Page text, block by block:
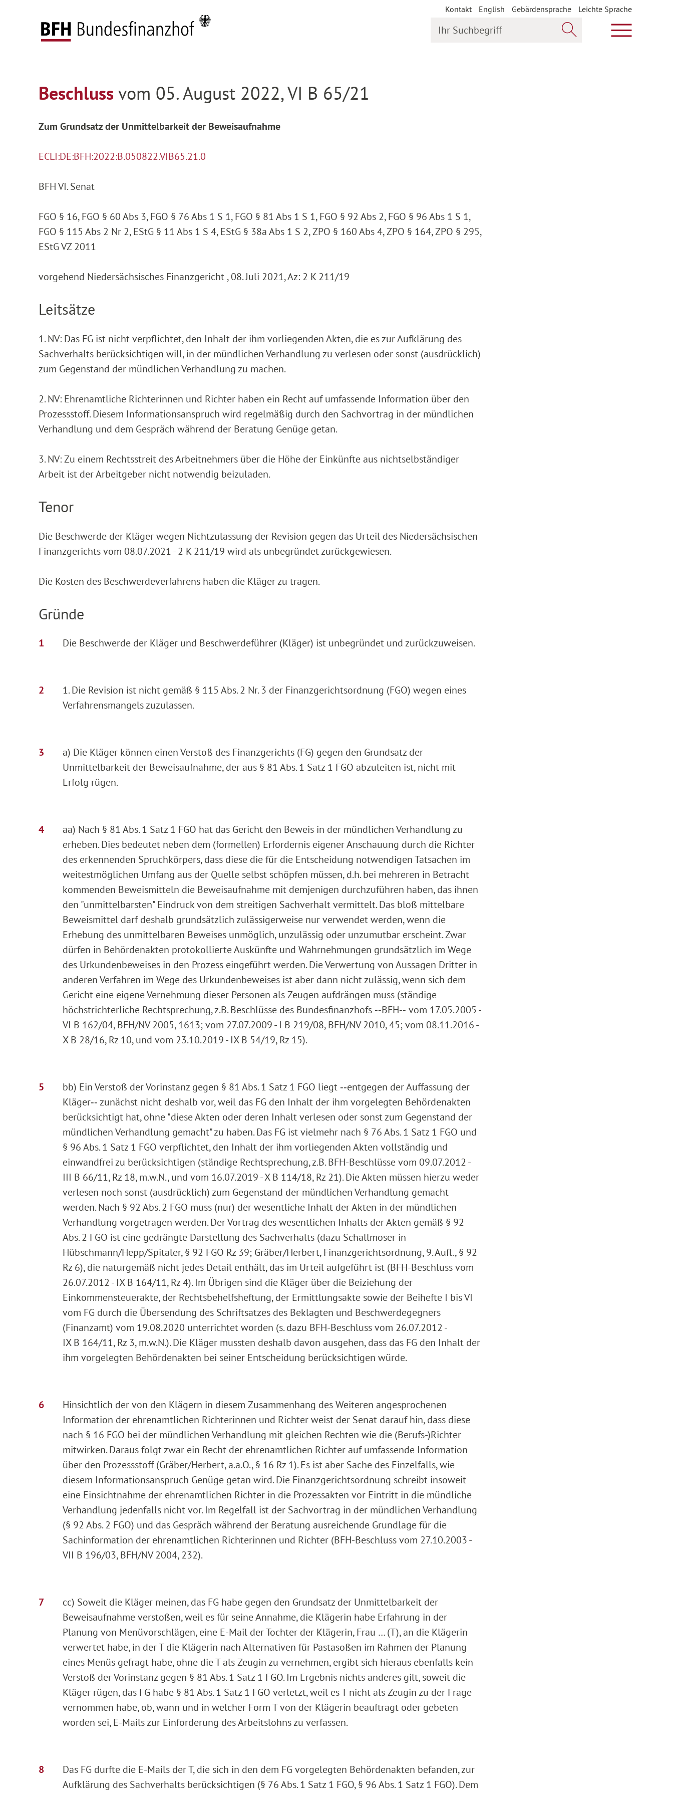
Kontakt English Gebärdensprache
Leichte Sprache
Hauptmenü
Startseite
Beschlussvom 05. August 2022, VI B 65/21
Zum Grundsatz der Unmittelbarkeit der Beweisaufnahme
ECLI:DE:BFH:2022:B.050822.VIB65.21.0
BFH VI. Senat
FGO § 16, FGO § 60 Abs 3, FGO § 76 Abs 1 S 1, FGO § 81 Abs 1 S 1, FGO § 92 Abs 2, FGO § 96 Abs 1 S 1,
FGO § 115 Abs 2 Nr 2, EStG § 11 Abs 1 S 4, EStG § 38a Abs 1 S 2, ZPO § 160 Abs 4, ZPO § 164, ZPO § 295,
EStG VZ 2011
vorgehend Niedersächsisches Finanzgericht , 08. Juli 2021, Az: 2 K 211/19
Leitsätze
1. NV: Das FG ist nicht verpflichtet, den Inhalt der ihm vorliegenden Akten, die es zur Aufklärung des
Sachverhalts berücksichtigen will, in der mündlichen Verhandlung zu verlesen oder sonst (ausdrücklich)
zum Gegenstand der mündlichen Verhandlung zu machen.
2. NV: Ehrenamtliche Richterinnen und Richter haben ein Recht auf umfassende Information über den
Prozessstoff. Diesem Informationsanspruch wird regelmäßig durch den Sachvortrag in der mündlichen
Verhandlung und dem Gespräch während der Beratung Genüge getan.
3. NV: Zu einem Rechtsstreit des Arbeitnehmers über die Höhe der Einkünfte aus nichtselbständiger
Arbeit ist der Arbeitgeber nicht notwendig beizuladen.
Tenor
Die Beschwerde der Kläger wegen Nichtzulassung der Revision gegen das Urteil des Niedersächsischen
Finanzgerichts vom 08.07.2021 - 2 K 211/19 wird als unbegründet zurückgewiesen.
Die Kosten des Beschwerdeverfahrens haben die Kläger zu tragen.
Gründe
Die Beschwerde der Kläger und Beschwerdeführer (Kläger) ist unbegründet und zurückzuweisen.
1. Die Revision ist nicht gemäß § 115 Abs. 2 Nr. 3 der Finanzgerichtsordnung (FGO) wegen eines
Verfahrensmangels zuzulassen.
a) Die Kläger können einen Verstoß des Finanzgerichts (FG) gegen den Grundsatz der
Unmittelbarkeit der Beweisaufnahme, der aus § 81 Abs. 1 Satz 1 FGO abzuleiten ist, nicht mit
Erfolg rügen.
aa) Nach § 81 Abs. 1 Satz 1 FGO hat das Gericht den Beweis in der mündlichen Verhandlung zu
erheben. Dies bedeutet neben dem (formellen) Erfordernis eigener Anschauung durch die Richter
des erkennenden Spruchkörpers, dass diese die für die Entscheidung notwendigen Tatsachen im
weitestmöglichen Umfang aus der Quelle selbst schöpfen müssen, d.h. bei mehreren in Betracht
kommenden Beweismitteln die Beweisaufnahme mit demjenigen durchzuführen haben, das ihnen
den "unmittelbarsten" Eindruck von dem streitigen Sachverhalt vermittelt. Das bloß mittelbare
Beweismittel darf deshalb grundsätzlich zulässigerweise nur verwendet werden, wenn die
Erhebung des unmittelbaren Beweises unmöglich, unzulässig oder unzumutbar erscheint. Zwar
dürfen in Behördenakten protokollierte Auskünfte und Wahrnehmungen grundsätzlich im Wege
des Urkundenbeweises in den Prozess eingeführt werden. Die Verwertung von Aussagen Dritter in
anderen Verfahren im Wege des Urkundenbeweises ist aber dann nicht zulässig, wenn sich dem
Gericht eine eigene Vernehmung dieser Personen als Zeugen aufdrängen muss (ständige
höchstrichterliche Rechtsprechung, z.B. Beschlüsse des Bundesfinanzhofs ‑‑BFH‑‑ vom 17.05.2005 -
VI B 162/04, BFH/NV 2005, 1613; vom 27.07.2009 - I B 219/08, BFH/NV 2010, 45; vom 08.11.2016 -
X B 28/16, Rz 10, und vom 23.10.2019 - IX B 54/19, Rz 15).
bb) Ein Verstoß der Vorinstanz gegen § 81 Abs. 1 Satz 1 FGO liegt ‑‑entgegen der Auffassung der
Kläger‑‑ zunächst nicht deshalb vor, weil das FG den Inhalt der ihm vorgelegten Behördenakten
berücksichtigt hat, ohne "diese Akten oder deren Inhalt verlesen oder sonst zum Gegenstand der
mündlichen Verhandlung gemacht" zu haben. Das FG ist vielmehr nach § 76 Abs. 1 Satz 1 FGO und
§ 96 Abs. 1 Satz 1 FGO verpflichtet, den Inhalt der ihm vorliegenden Akten vollständig und
einwandfrei zu berücksichtigen (ständige Rechtsprechung, z.B. BFH-Beschlüsse vom 09.07.2012 -
III B 66/11, Rz 18, m.w.N., und vom 16.07.2019 - X B 114/18, Rz 21). Die Akten müssen hierzu weder
verlesen noch sonst (ausdrücklich) zum Gegenstand der mündlichen Verhandlung gemacht
werden. Nach § 92 Abs. 2 FGO muss (nur) der wesentliche Inhalt der Akten in der mündlichen
Verhandlung vorgetragen werden. Der Vortrag des wesentlichen Inhalts der Akten gemäß § 92
Abs. 2 FGO ist eine gedrängte Darstellung des Sachverhalts (dazu Schallmoser in
Hübschmann/Hepp/Spitaler, § 92 FGO Rz 39; Gräber/Herbert, Finanzgerichtsordnung, 9. Aufl., § 92
Rz 6), die naturgemäß nicht jedes Detail enthält, das im Urteil aufgeführt ist (BFH-Beschluss vom
26.07.2012 - IX B 164/11, Rz 4). Im Übrigen sind die Kläger über die Beiziehung der
Einkommensteuerakte, der Rechtsbehelfsheftung, der Ermittlungsakte sowie der Beihefte I bis VI
vom FG durch die Übersendung des Schriftsatzes des Beklagten und Beschwerdegegners
(Finanzamt) vom 19.08.2020 unterrichtet worden (s. dazu BFH-Beschluss vom 26.07.2012 -
IX B 164/11, Rz 3, m.w.N.). Die Kläger mussten deshalb davon ausgehen, dass das FG den Inhalt der
ihm vorgelegten Behördenakten bei seiner Entscheidung berücksichtigen würde.
Hinsichtlich der von den Klägern in diesem Zusammenhang des Weiteren angesprochenen
Information der ehrenamtlichen Richterinnen und Richter weist der Senat darauf hin, dass diese
nach § 16 FGO bei der mündlichen Verhandlung mit gleichen Rechten wie die (Berufs-)Richter
mitwirken. Daraus folgt zwar ein Recht der ehrenamtlichen Richter auf umfassende Information
über den Prozessstoff (Gräber/Herbert, a.a.O., § 16 Rz 1). Es ist aber Sache des Einzelfalls, wie
diesem Informationsanspruch Genüge getan wird. Die Finanzgerichtsordnung schreibt insoweit
eine Einsichtnahme der ehrenamtlichen Richter in die Prozessakten vor Eintritt in die mündliche
Verhandlung jedenfalls nicht vor. Im Regelfall ist der Sachvortrag in der mündlichen Verhandlung
(§ 92 Abs. 2 FGO) und das Gespräch während der Beratung ausreichende Grundlage für die
Sachinformation der ehrenamtlichen Richterinnen und Richter (BFH-Beschluss vom 27.10.2003 -
VII B 196/03, BFH/NV 2004, 232).
cc) Soweit die Kläger meinen, das FG habe gegen den Grundsatz der Unmittelbarkeit der
Beweisaufnahme verstoßen, weil es für seine Annahme, die Klägerin habe Erfahrung in der
Planung von Menüvorschlägen, eine E-Mail der Tochter der Klägerin, Frau … (T), an die Klägerin
verwertet habe, in der T die Klägerin nach Alternativen für Pastasoßen im Rahmen der Planung
eines Menüs gefragt habe, ohne die T als Zeugin zu vernehmen, ergibt sich hieraus ebenfalls kein
Verstoß der Vorinstanz gegen § 81 Abs. 1 Satz 1 FGO. Im Ergebnis nichts anderes gilt, soweit die
Kläger rügen, das FG habe § 81 Abs. 1 Satz 1 FGO verletzt, weil es T nicht als Zeugin zu der Frage
vernommen habe, ob, wann und in welcher Form T von der Klägerin beauftragt oder gebeten
worden sei, E-Mails zur Einforderung des Arbeitslohns zu verfassen.
Das FG durfte die E-Mails der T, die sich in den dem FG vorgelegten Behördenakten befanden, zur
Aufklärung des Sachverhalts berücksichtigen (§ 76 Abs. 1 Satz 1 FGO, § 96 Abs. 1 Satz 1 FGO). Dem